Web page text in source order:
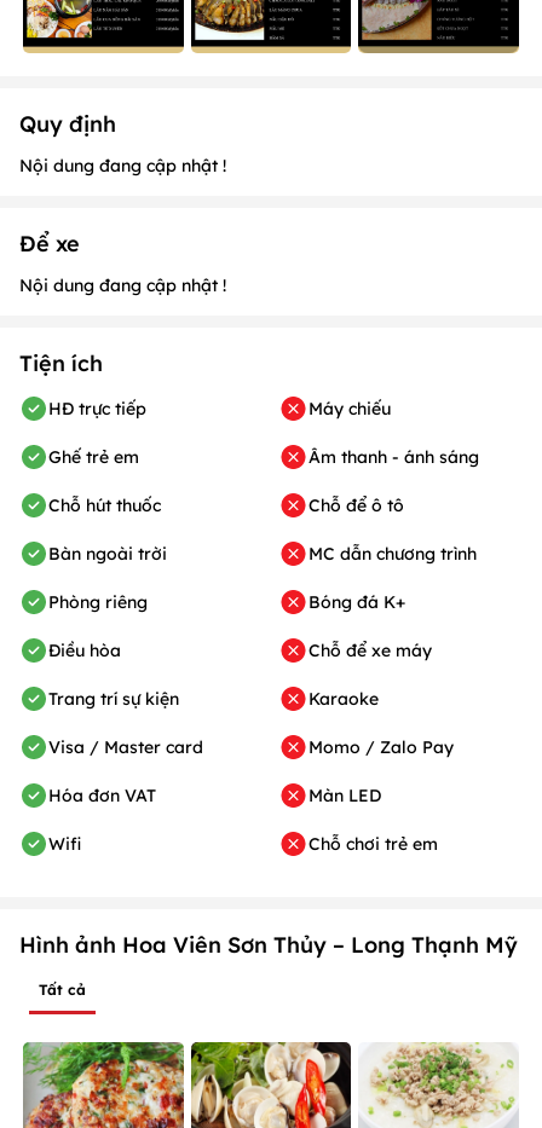
Quy định
Nội dung đang cập nhật !
Để xe
Nội dung đang cập nhật !
Tiện ích
HĐ trực tiếp
Ghế trẻ em
Chỗ hút thuốc
Bàn ngoài trời
Phòng riêng
Điều hòa
Trang trí sự kiện
Visa / Master card
Hóa đơn VAT
Wifi
Máy chiếu
Âm thanh - ánh sáng
Chỗ để ô tô
MC dẫn chương trình
Bóng đá K+
Chỗ để xe máy
Karaoke
Momo / Zalo Pay
Màn LED
Chỗ chơi trẻ em
Hình ảnh Hoa Viên Sơn Thủy – Long Thạnh Mỹ
Tất cả